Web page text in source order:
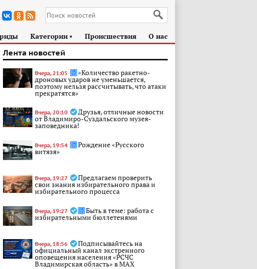
Категории ► Происшествия О нас
Лента новостей
Вчера, 21:05 «Количество ракетно-
дроновых ударов не уменьшается,
поэтому нельзя рассчитывать, что атаки
прекратятся»
Вчера, 20:10 Друзья, отличные новости
от Владимиро-Суздальского музея-
заповедника!
Вчера, 19:54 Рождение «Русского
витязя»
Вчера, 19:27 Предлагаем проверить
свои знания избирательного права и
избирательного процесса
Вчера, 19:27 Быть в теме: работа с
избирательными бюллетенями
Вчера, 18:56 Подписывайтесь на
официальный канал экстренного
оповещения населения «РСЧС
Владимирская область» в МАХ